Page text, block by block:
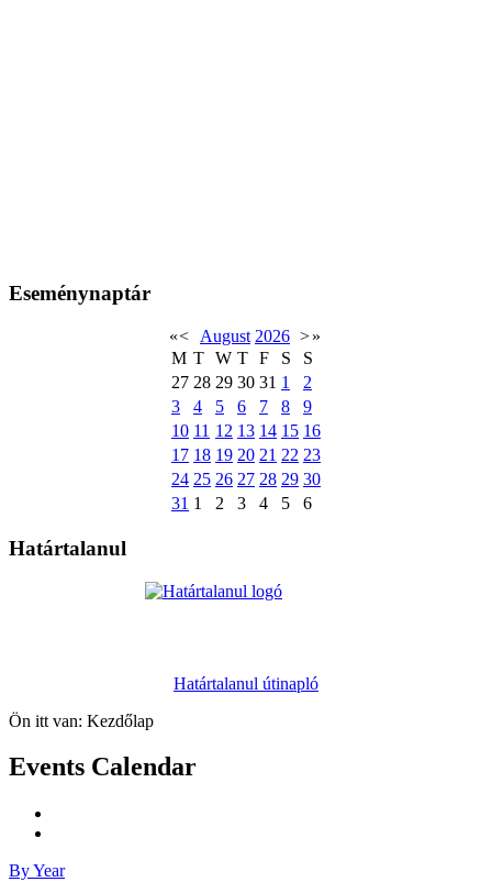
Eseménynaptár
«< August 2026 >»
M T W T F S
S
27 28 29 30 31 1
2
3
4 5 6 7 8
9
10 11 12 13 14 15 16
17 18 19 20 21 22 23
24 25 26 27 28 29 30
31 1 2 3 4 5 6
Határtalanul
Határtalanul útinapló
Ön itt van: Kezdőlap
Events Calendar
By Year